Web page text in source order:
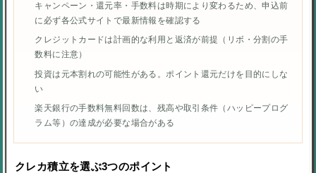
キャンペーン・還元率・手数料は時期により変わるため、申込前
に必ず各公式サイトで最新情報を確認する
クレジットカードは計画的な利用と返済が前提（リボ・分割の手
数料に注意）
投資は元本割れの可能性がある。ポイント還元だけを目的にしな
い
楽天銀行の手数料無料回数は、残高や取引条件（ハッピープログ
ラム等）の達成が必要な場合がある
クレカ積立を選ぶ3つのポイント